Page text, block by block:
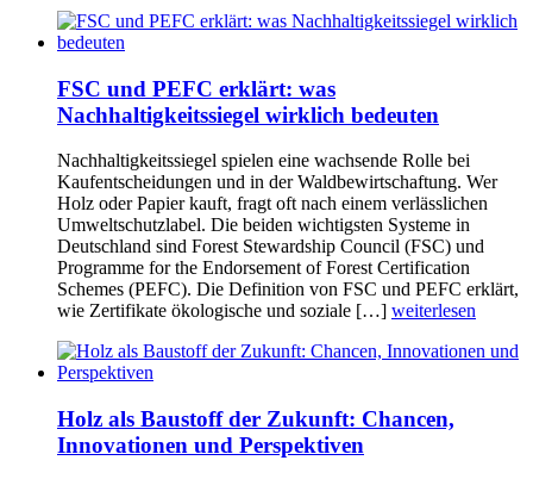
FSC und PEFC erklärt: was
Nachhaltigkeitssiegel wirklich bedeuten
Nachhaltigkeitssiegel spielen eine wachsende Rolle bei
Kaufentscheidungen und in der Waldbewirtschaftung. Wer
Holz oder Papier kauft, fragt oft nach einem verlässlichen
Umweltschutzlabel. Die beiden wichtigsten Systeme in
Deutschland sind Forest Stewardship Council (FSC) und
Programme for the Endorsement of Forest Certification
Schemes (PEFC). Die Definition von FSC und PEFC erklärt,
wie Zertifikate ökologische und soziale […] weiterlesen
Holz als Baustoff der Zukunft: Chancen,
Innovationen und Perspektiven